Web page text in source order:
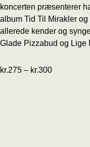
koncerten præsenterer
album Tid Til Mirakler
allerede kender og
Glade Pizzabud og Lige
kr.275 – kr.300